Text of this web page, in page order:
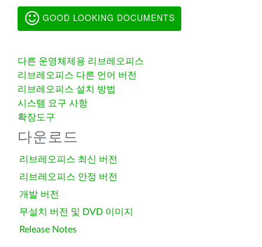
GOOD LOOKING DOCUMENTS
다른 운영체제용 리브레오피스
리브레오피스 다른 언어 버전
리브레오피스 설치 방법
시스템 요구 사항
확장도구
다운로드
리브레오피스 최신 버전
리브레오피스 안정 버전
개발 버전
무설치 버전 및 DVD 이미지
Release Notes